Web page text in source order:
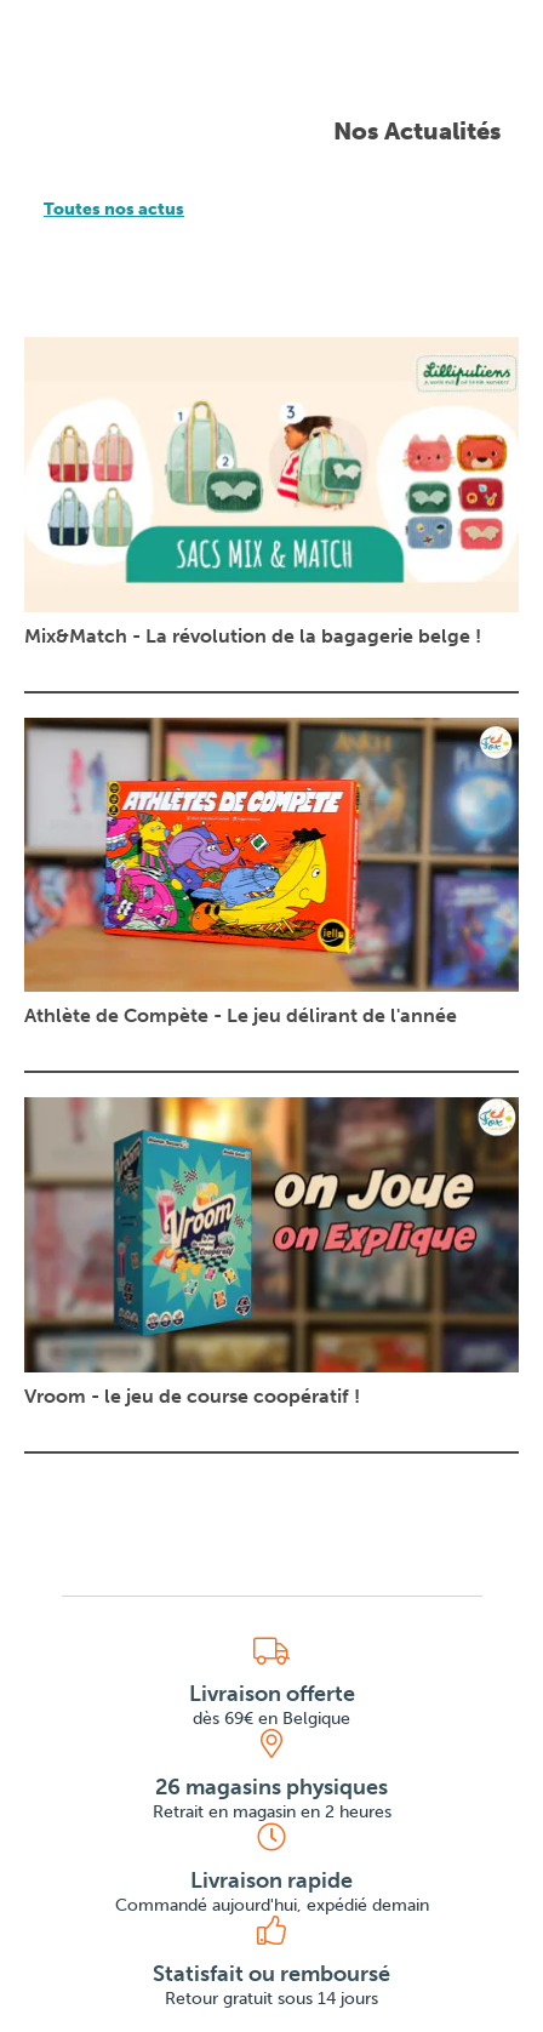
Nos Actualités
Toutes nos actus
Mix&Match - La révolution de la bagagerie belge !
Athlète de Compète - Le jeu délirant de l'année
Vroom - le jeu de course coopératif !
Livraison offerte
dès 69€ en Belgique
26 magasins physiques
Retrait en magasin en 2 heures
Livraison rapide
Commandé aujourd'hui, expédié demain
Statisfait ou remboursé
Retour gratuit sous 14 jours